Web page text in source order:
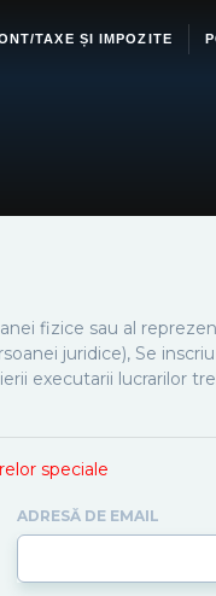
TAXE ȘI IMPOZITE
fizice sau al
juridice), Se
executarii lucrarilor
speciale
ADRESĂ DE EMAIL